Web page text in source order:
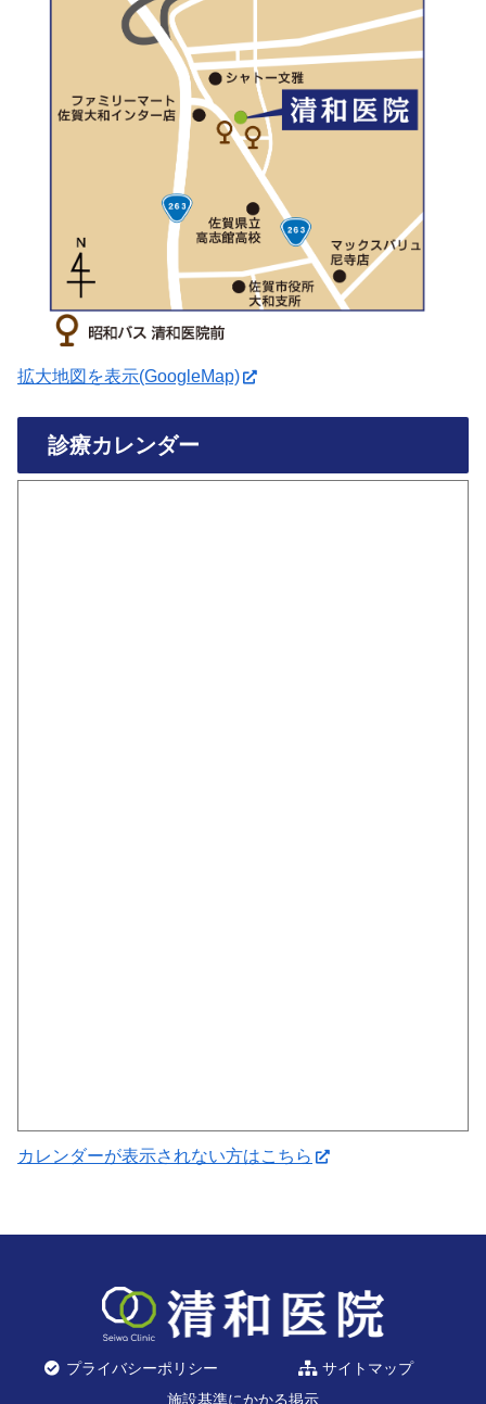
拡大地図を表示(GoogleMap)
診療カレンダー
カレンダーが表示されない方はこちら
プライバシーポリシー
サイトマップ
施設基準にかかる掲示